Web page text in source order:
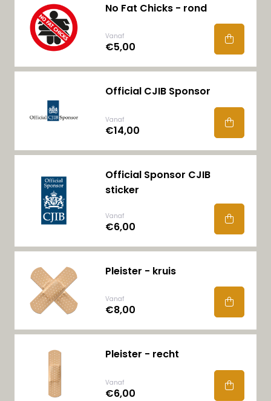
No Fat Chicks - rond
Vanaf
€5,00
Official CJIB Sponsor
Vanaf
€14,00
Official Sponsor CJIB
sticker
Vanaf
€6,00
Pleister - kruis
Vanaf
€8,00
Pleister - recht
Vanaf
€6,00